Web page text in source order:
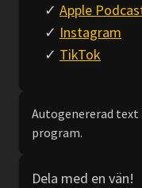
✓ Apple
✓ Instagram
✓ TikTok
Autogenererad text
program.
Dela med en vän!